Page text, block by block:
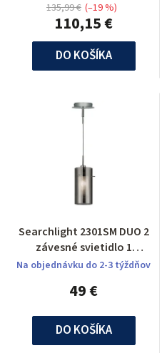
110,15 €
135,99 € (–19 %)
DO KOŠÍKA
Searchlight 2301SM DUO 2
závesné svietidlo 1
ramenné
Na objednávku do 2-3 týždňov
49 €
DO KOŠÍKA